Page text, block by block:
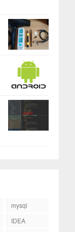
mysql
IDEA